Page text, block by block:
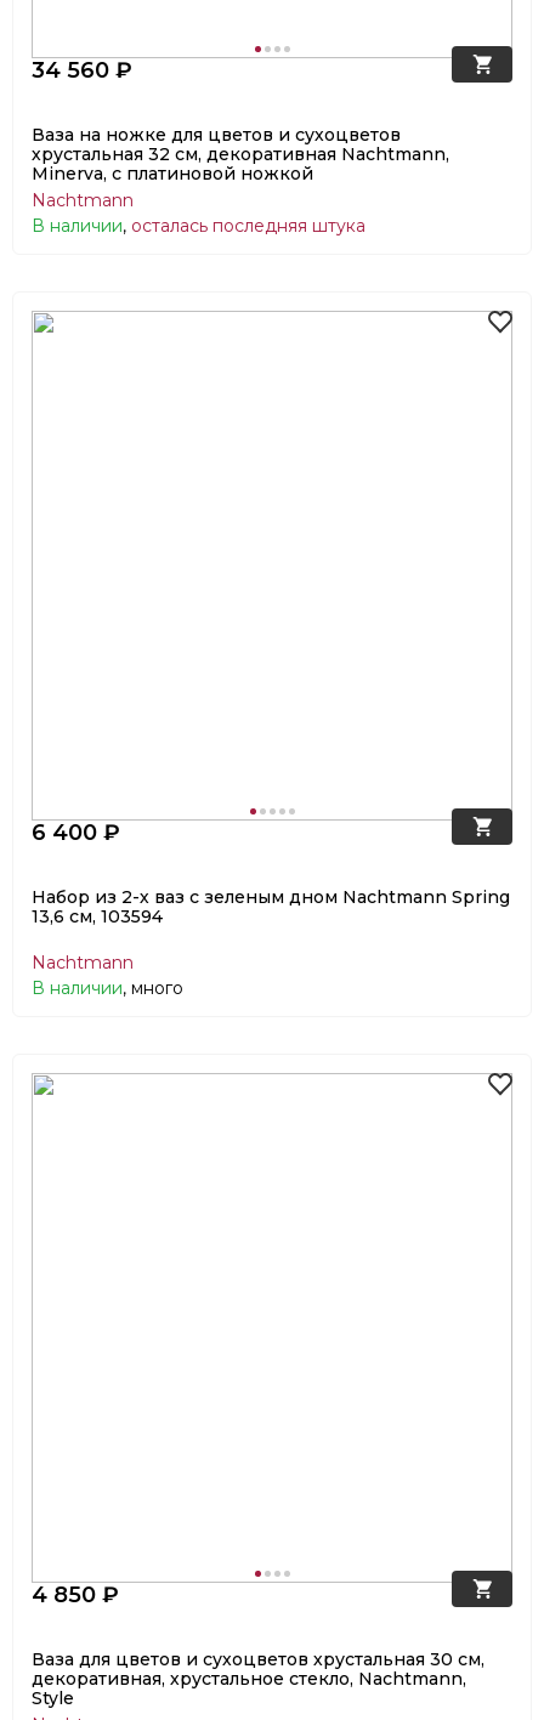
34 560 ₽
Ваза на ножке для цветов и сухоцветов
хрустальная 32 см, декоративная Nachtmann,
Minerva, с платиновой ножкой
Nachtmann
В наличии, осталась последняя штука
6 400 ₽
Набор из 2-х ваз с зеленым дном Nachtmann Spring
13,6 см, 103594
Nachtmann
В наличии, много
4 850 ₽
Ваза для цветов и сухоцветов хрустальная 30 см,
декоративная, хрустальное стекло, Nachtmann,
Style